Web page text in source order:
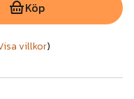
Köp
villkor)